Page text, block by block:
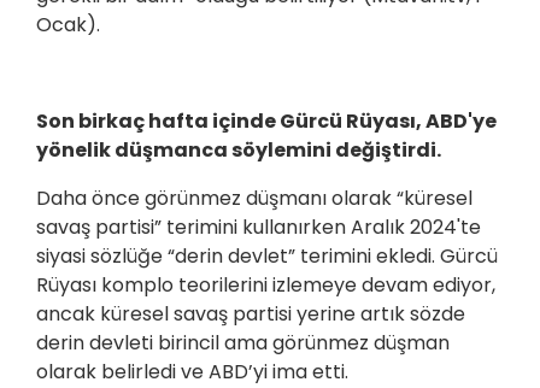
Ocak).
Son birkaç hafta içinde Gürcü Rüyası, ABD'ye
yönelik düşmanca söylemini değiştirdi.
Daha önce görünmez düşmanı olarak “küresel
savaş partisi” terimini kullanırken Aralık 2024'te
siyasi sözlüğe “derin devlet” terimini ekledi. Gürcü
Rüyası komplo teorilerini izlemeye devam ediyor,
ancak küresel savaş partisi yerine artık sözde
derin devleti birincil ama görünmez düşman
olarak belirledi ve ABD’yi ima etti.